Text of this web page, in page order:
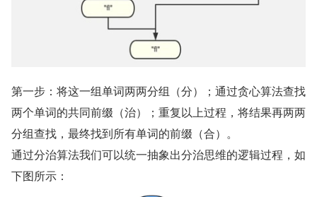
第一步：将这一组单词两两分组（分）；通过贪心算法查找
两个单词的共同前缀（治）；重复以上过程，将结果再两两
分组查找，最终找到所有单词的前缀（合）。
通过分治算法我们可以统一抽象出分治思维的逻辑过程，如
下图所示：